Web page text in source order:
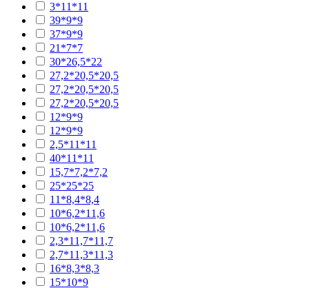
3*11*11
39*9*9
37*9*9
21*7*7
30*26,5*22
27,2*20,5*20,5
27,2*20,5*20,5
27,2*20,5*20,5
12*9*9
12*9*9
2,5*11*11
40*11*11
15,7*7,2*7,2
25*25*25
11*8,4*8,4
10*6,2*11,6
10*6,2*11,6
2,3*11,7*11,7
2,7*11,3*11,3
16*8,3*8,3
15*10*9